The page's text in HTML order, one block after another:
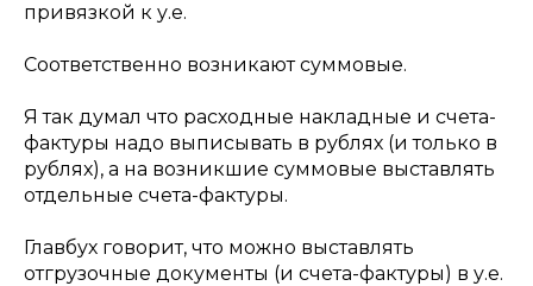
привязкой к у.е.
Соответственно возникают суммовые.
Я так думал что расходные накладные и счета-
фактуры надо выписывать в рублях (и только в
рублях), а на возникшие суммовые выставлять
отдельные счета-фактуры.
Главбух говорит, что можно выставлять
отгрузочные документы (и счета-фактуры) в у.е.